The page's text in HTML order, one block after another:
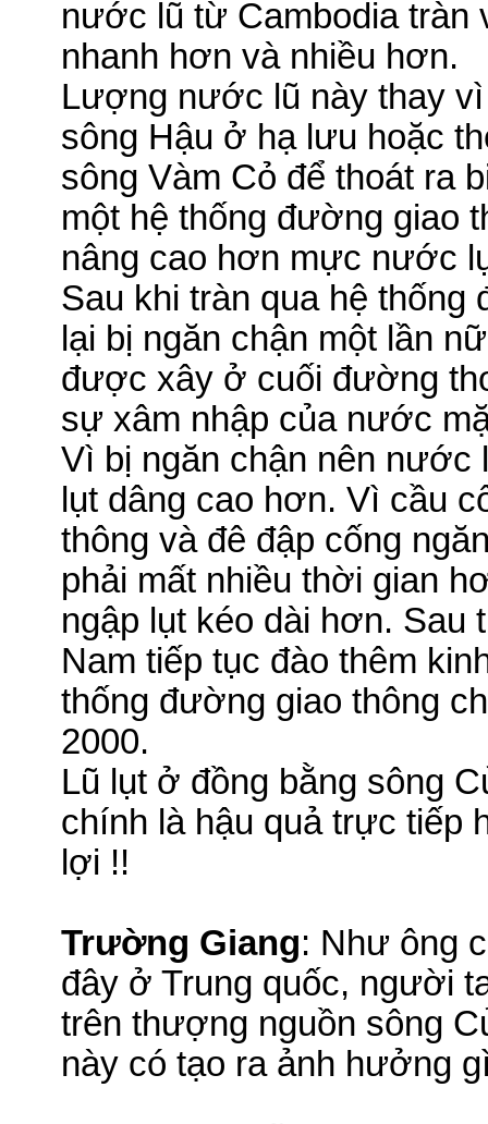
nước lũ từ Cambodia tràn
nhanh hơn và nhiều hơn.
Lượng nước lũ này thay
sông Hậu ở hạ lưu hoặc
sông Vàm Cỏ để thoát ra
một hệ thống đường giao
nâng cao hơn mực nước
Sau khi tràn qua hệ
lại bị ngăn chận một lần
được xây ở cuối đường
sự xâm nhập của nước
Vì bị ngăn chận nên nước
lụt dâng cao hơn. Vì cầu
thông và đê đập cống
phải mất nhiều thời gian
ngập lụt kéo dài hơn. Sau
Nam tiếp tục đào thêm
thống đường giao thông
2000.
Lũ lụt ở đồng bằng sông
chính là hậu quả trực tiếp
lợi !!
Trường Giang: Như ông
đây ở Trung quốc, người
trên thượng nguồn sông
này có tạo ra ảnh hưởng